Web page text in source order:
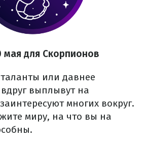
мая для Скорпионов
или давнее
выплывут на
многих вокруг.
миру, на что вы на